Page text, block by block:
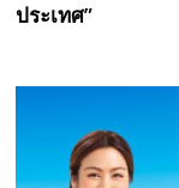
ประเทศ”